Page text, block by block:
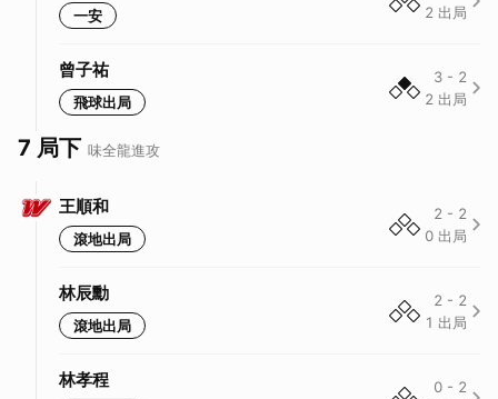
一安
2 出局
曾子祐
飛球出局
3 - 2
2 出局
7 局下 味全龍進攻
王順和
滾地出局
2 - 2
0 出局
林辰勳
滾地出局
2 - 2
1 出局
林孝程 0 - 2